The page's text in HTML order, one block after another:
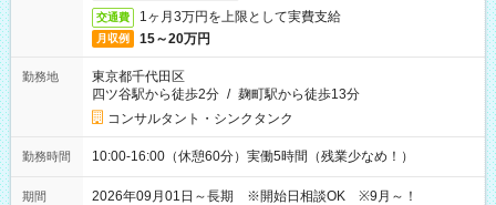
交通費 1ヶ月3万円を上限として実費支給
月収例 15～20万円
勤務地
東京都千代田区
四ツ谷駅から徒歩2分 / 麹町駅から徒歩13分
コンサルタント・シンクタンク
勤務時間 10:00-16:00（休憩60分）実働5時間（残業少なめ！）
期間 2026年09月01日～長期 ※開始日相談OK ※9月～！